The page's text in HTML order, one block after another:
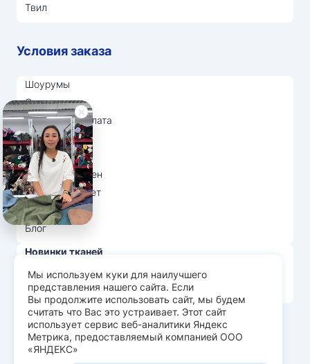
Твил
Условия заказа
Шоурумы
Отзывы
Доставка и оплата
О нас
Вопрос-ответ
Возврат и обмен
Личный кабинет
Ткани оптом
Блог
Новинки тканей
Распродажа тканей
Лидеры продаж
© Арт Текс — продажа тканей оптом, 2026
Пользовательское соглашение
Мы используем куки для наилучшего
представления нашего сайта. Если
Вы продолжите использовать сайт, мы будем
считать что Вас это устраивает. Этот сайт
использует сервис веб-аналитики Яндекс
Метрика, предоставляемый компанией ООО
«ЯНДЕКС»